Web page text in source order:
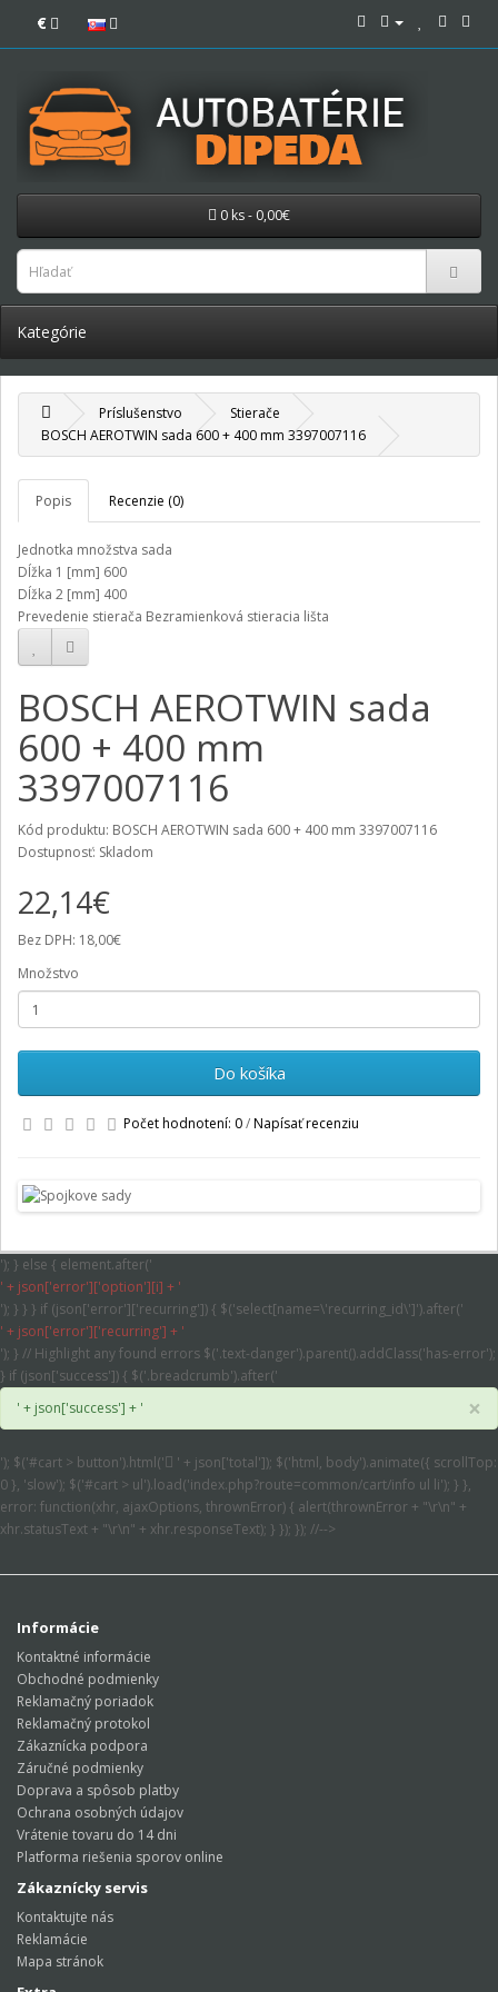
€
0 ks - 0,00€
Kategórie
Príslušenstvo
Stierače
BOSCH AEROTWIN sada 600 + 400 mm 3397007116
Popis Recenzie (0)
Jednotka množstva sada
Dĺžka 1 [mm] 600
Dĺžka 2 [mm] 400
Prevedenie stierača Bezramienková stieracia lišta
BOSCH AEROTWIN sada
600 + 400 mm
3397007116
Kód produktu: BOSCH AEROTWIN sada 600 + 400 mm 3397007116
Dostupnosť: Skladom
22,14€
Bez DPH: 18,00€
Množstvo
Do košíka
Počet hodnotení: 0/Napísať recenziu
'); } else { element.after('
' + json['error']['option'][i] + '
'); } } } if (json['error']['recurring']) { $('select[name=\'recurring_id\']').after('
' + json['error']['recurring'] + '
'); } // Highlight any found errors $('.text-danger').parent().addClass('has-error');
} if (json['success']) { $('.breadcrumb').after('
' + json['success'] + '
×
'); $('#cart > button').html('
' + json['total']); $('html, body').animate({ scrollTop:
0 }, 'slow'); $('#cart > ul').load('index.php?route=common/cart/info ul li'); } },
error: function(xhr, ajaxOptions, thrownError) { alert(thrownError + "\r\n" +
xhr.statusText + "\r\n" + xhr.responseText); } }); }); //-->
Informácie
Kontaktné informácie
Obchodné podmienky
Reklamačný poriadok
Reklamačný protokol
Zákaznícka podpora
Záručné podmienky
Doprava a spôsob platby
Ochrana osobných údajov
Vrátenie tovaru do 14 dni
Platforma riešenia sporov online
Zákaznícky servis
Kontaktujte nás
Reklamácie
Mapa stránok